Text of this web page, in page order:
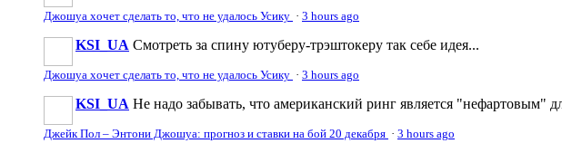
Джошуа хочет сделать то, что не удалось Усику · 3 hours ago
KSI_UA Смотреть за спину ютуберу-трэштокеру так себе идея...
Джошуа хочет сделать то, что не удалось Усику · 3 hours ago
KSI_UA Не надо забывать, что американский ринг является "нефартовым"
Джейк Пол – Энтони Джошуа: прогноз и ставки на бой 20 декабря · 3 hours ago